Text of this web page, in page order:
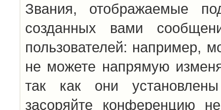
Звания, отображаемые
созданных вами
пользователей: например,
не можете напрямую
так как они
засоряйте конференцию